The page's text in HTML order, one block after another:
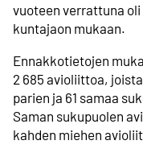
vuoteen verrattuna oli
kuntajaon mukaan.
Ennakkotietojen
2 685 avioliittoa,
parien ja 61 samaa
Saman sukupuolen
kahden miehen